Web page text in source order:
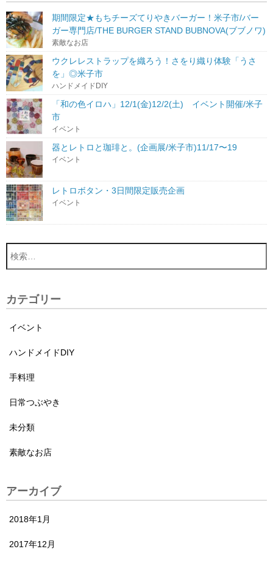
期間限定★もちチーズてりやきバーガー！米子市/バー
ガー専門店/THE BURGER STAND BUBNOVA(ブブノワ)
素敵なお店
ウクレレストラップを織ろう！さをり織り体験「うさ
を」◎米子市
ハンドメイドDIY
「和の色イロハ」12/1(金)12/2(土) イベント開催/米子
市
イベント
器とレトロと珈琲と。(企画展/米子市)11/17〜19
イベント
レトロボタン・3日間限定販売企画
イベント
カテゴリー
イベント
ハンドメイドDIY
手料理
日常つぶやき
未分類
素敵なお店
アーカイブ
2018年1月
2017年12月